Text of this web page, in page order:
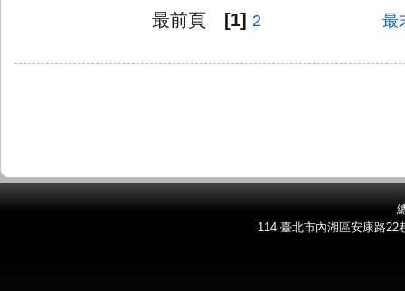
最前頁
[1] 2 最
114 臺北市內湖區安康路22